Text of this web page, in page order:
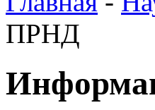
ПРНД